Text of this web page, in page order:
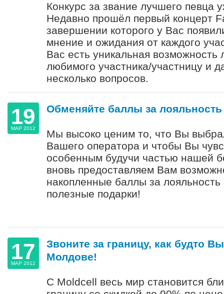
Конкурс за звание лучшего певца
Недавно прошёл первый концерт
завершении которого у Вас
мнение и ожидания от каждого
Вас есть уникальная возможность
любимого участника/участницу и
несколько вопросов.
19
МАР 2012
Обменяйте баллы за
Мы высоко ценим то, что Вы
Вашего оператора и чтобы Вы
особенным будучи частью нашей
вновь предоставляем Вам
накопленные баллы за
полезные подарки!
17
МАР 2012
Звоните за границу, как будто
Молдове!
С Moldcell весь мир становится